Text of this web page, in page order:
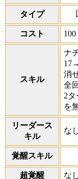
タイプ
コスト 100
スキル
ナ
消
全
2
を
リーダース
キル
な
覚醒スキル
超覚醒 な